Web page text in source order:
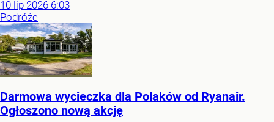
10 lip 2026 6:03
Podróże
Darmowa wycieczka dla Polaków od Ryanair.
Ogłoszono nową akcję